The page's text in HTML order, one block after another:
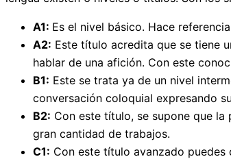
A1: Es el nivel básico. Hace
A2: Este título acredita que se tiene
hablar de una afición. Con este
B1: Este se trata ya de un nivel
conversación coloquial expresando
B2: Con este título, se supone que
gran cantidad de trabajos.
C1: Con este título avanzado